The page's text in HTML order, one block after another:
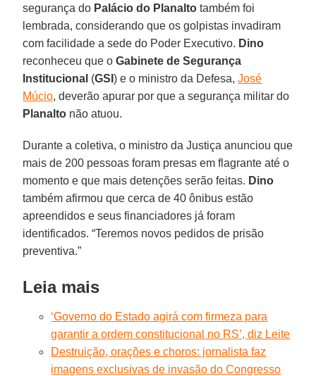
segurança do Palácio do Planalto também foi
lembrada, considerando que os golpistas invadiram
com facilidade a sede do Poder Executivo. Dino
reconheceu que oGabinete de Segurança
Institucional (GSI) e o ministro da Defesa,José
Múcio, deverão apurar por que a segurança militar do
Planalto não atuou.
Durante a coletiva, o ministro da Justiça anunciou que
mais de 200 pessoas foram presas em flagrante até o
momento e que mais detenções serão feitas. Dino
também afirmou que cerca de 40 ônibus estão
apreendidos e seus financiadores já foram
identificados. “Teremos novos pedidos de prisão
preventiva.”
Leia mais
‘Governo do Estado agirá com firmeza para
garantir a ordem constitucional no RS’, diz Leite
Destruição, orações e choros: jornalista faz
imagens exclusivas de invasão do Congresso